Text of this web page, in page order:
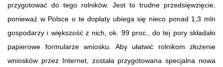
przygotować do tego rolników. Jest to trudne przedsięwzięcie,
ponieważ w Polsce o te dopłaty ubiega się nieco ponad 1,3 mln
gospodarzy i większość z nich, ok. 99 proc., do tej pory składało
papierowe formularze wniosku. Aby ułatwić rolnikom złożenie
wniosków przez Internet, została przygotowana specjalna nowa